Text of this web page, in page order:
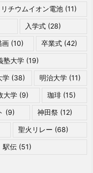
リチウムイオン電池(11)
入学式 (28)
画 (10) 卒業式(42)
塾大学(19)
学 (38) 明治大学(11)
大学 (9) 珈琲 (15)
(9) 神田祭(12)
聖火リレー (68)
駅伝 (51)